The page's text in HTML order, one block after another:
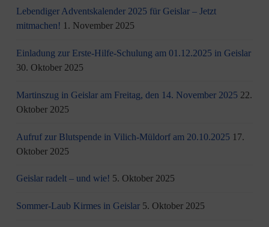
Lebendiger Adventskalender 2025 für Geislar – Jetzt
mitmachen! 1. November 2025
Einladung zur Erste-Hilfe-Schulung am 01.12.2025 in Geislar
30. Oktober 2025
Martinszug in Geislar am Freitag, den 14. November 2025 22.
Oktober 2025
Aufruf zur Blutspende in Vilich-Müldorf am 20.10.2025 17.
Oktober 2025
Geislar radelt – und wie! 5. Oktober 2025
Sommer-Laub Kirmes in Geislar 5. Oktober 2025